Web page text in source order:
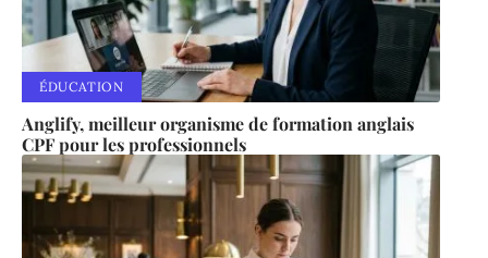
ÉDUCATION
Anglify, meilleur organisme de formation anglais
CPF pour les professionnels